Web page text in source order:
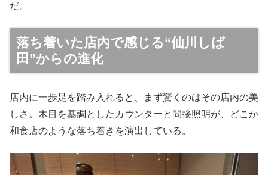
だ。
落ち着いた店内で感じる“仙川しば
田”からの進化
店内に一歩足を踏み入れると、まず驚くのはその店内の美
しさ。木目を基調としたカウンターと間接照明が、どこか
和食店のような落ち着きを演出している。